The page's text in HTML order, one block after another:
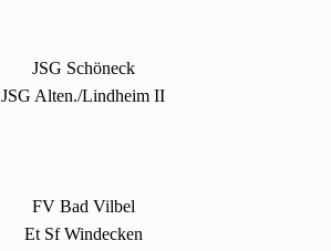
JSG Schöneck
JSG Alten./Lindheim II
FV Bad Vilbel
Et Sf Windecken